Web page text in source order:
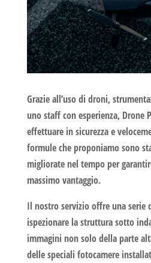
Grazie all’uso di droni,
uno staff con esperienza, Drone
effettuare in sicurezza e
formule che proponiamo sono
migliorate nel tempo per
massimo vantaggio.
Il nostro servizio offre una serie
ispezionare la struttura sotto
immagini non solo della parte
delle speciali fotocamere